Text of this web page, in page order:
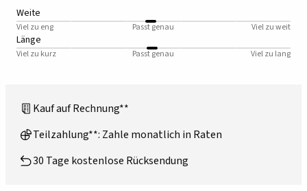
Weite
Viel zu eng Passt genau Viel zu weit
Länge
Viel zu kurz Passt genau Viel zu lang
Kauf auf Rechnung**
Teilzahlung**: Zahle monatlich in Raten
30 Tage kostenlose Rücksendung